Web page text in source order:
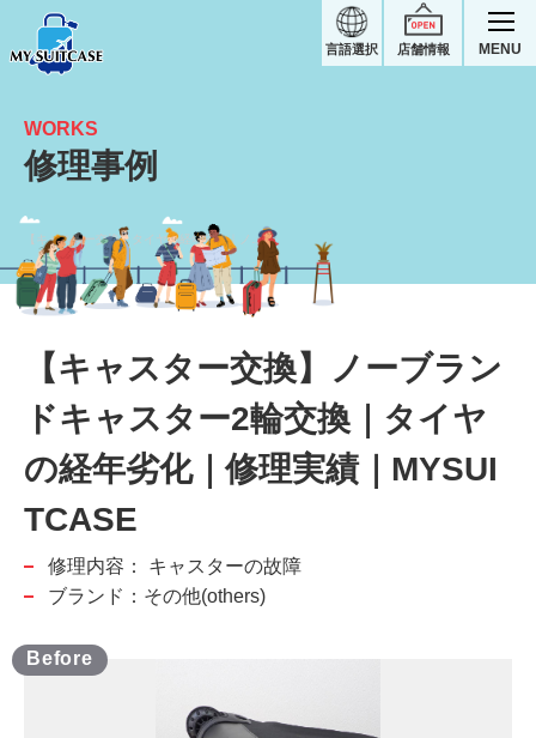
店舗情報
言語選択 MENU
【キャスター交換】タイヤの経年劣化｜ノーブランドスーツケース修理実績
WORKS
修理事例
【キャスター交換】ノーブラン
ドキャスター2輪交換｜タイヤ
の経年劣化｜修理実績｜MYSUI
TCASE
修理内容：
キャスターの故障
ブランド：その他(others)